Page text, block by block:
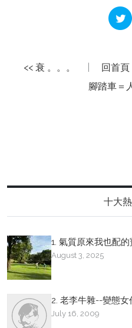
<< 衰 。。。 回首頁
腳踏車＝
十大
1. 氣質原來我也配
August 3, 2025
2. 老李牛雜--變態女
July 16, 2009